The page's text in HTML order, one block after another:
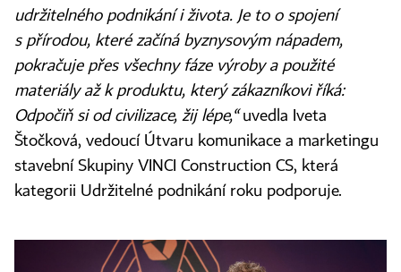
udržitelného podnikání i života. Je to o spojení
s přírodou, které začíná byznysovým nápadem,
pokračuje přes všechny fáze výroby a použité
materiály až k produktu, který zákazníkovi říká:
Odpočiň si od civilizace, žij lépe,“uvedla Iveta
Štočková, vedoucí Útvaru komunikace a marketingu
stavební Skupiny VINCI Construction CS, která
kategorii Udržitelné podnikání roku podporuje.